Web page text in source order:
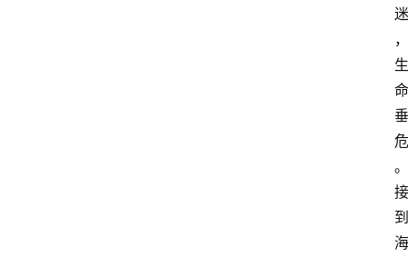
迷
，
生
命
垂
危
。
接
到
海